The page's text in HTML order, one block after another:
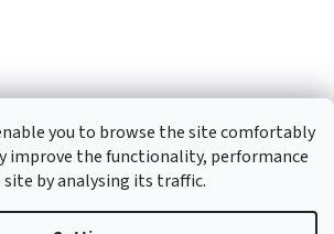
you to browse the site comfortably
improve the functionality, performance
by analysing its traffic.
Created by Shoptet